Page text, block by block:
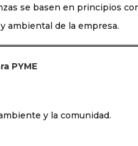
se basen en principios
ambiental de la empresa.
PYME
y la comunidad.